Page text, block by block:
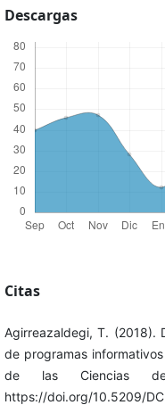
Descargas
Citas
Agirreazaldegi, T. (2018).
de programas
de las Ciencias
https://doi.org/10.5209/